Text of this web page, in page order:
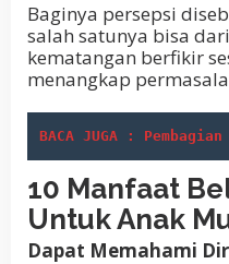
Baginya persepsi
salah satunya bisa
kematangan berfikir
menangkap
BACA JUGA :
10 Manfaat
Untuk Anak
Dapat Memahami